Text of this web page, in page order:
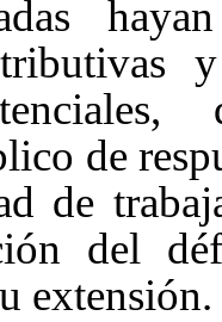
de
de
del
extensión.